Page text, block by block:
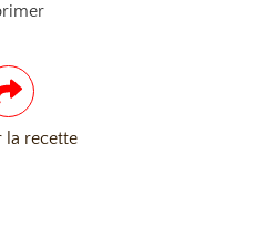
la recette